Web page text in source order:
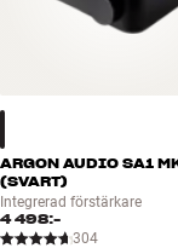
ARGON AUDIO SA1
(SVART)
Integrerad förstärkare
4 498:-
304